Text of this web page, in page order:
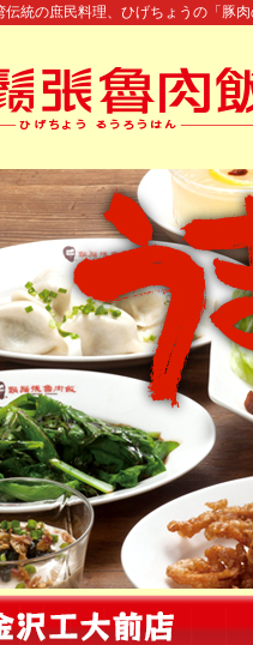
統の庶民料理、ひげちょうの「豚